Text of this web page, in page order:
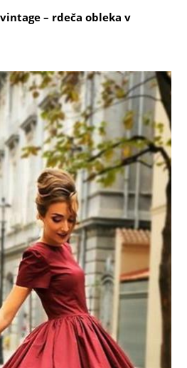
– rdeča obleka v